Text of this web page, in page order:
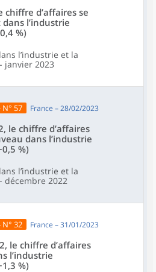
chiffre d’affaires se
l’industrie
%)
l’industrie et la
janvier 2023
57 France – 28/02/2023
le chiffre d’affaires
dans l’industrie
%)
l’industrie et la
décembre 2022
32 France – 31/01/2023
le chiffre d’affaires
l’industrie
%)